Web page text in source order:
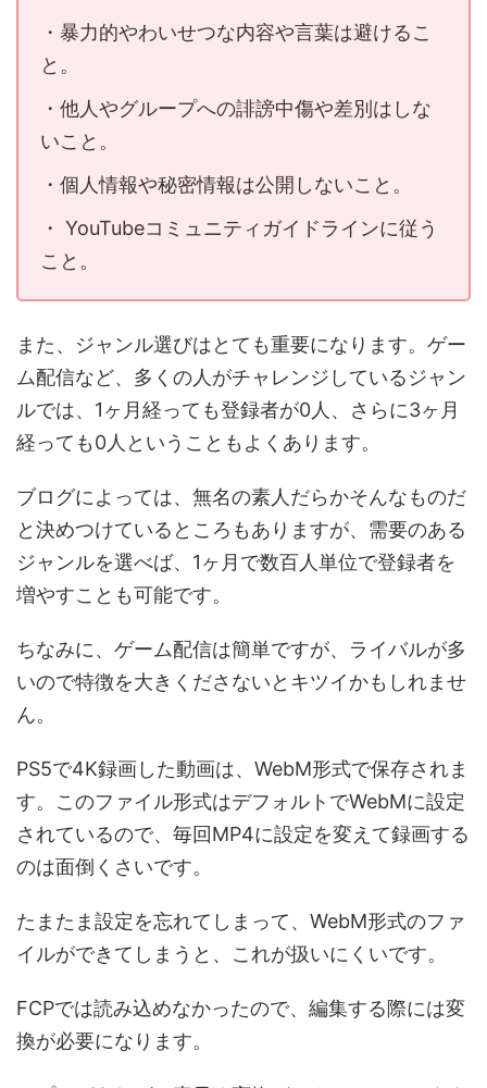
・暴力的やわいせつな内容や言葉は避けるこ
と。
・他人やグループへの誹謗中傷や差別はしな
いこと。
・個人情報や秘密情報は公開しないこと。
・ YouTubeコミュニティガイドラインに従う
こと。
また、ジャンル選びはとても重要になります。ゲー
ム配信など、多くの人がチャレンジしているジャン
ルでは、1ヶ月経っても登録者が0人、さらに3ヶ月
経っても0人ということもよくあります。
ブログによっては、無名の素人だらかそんなものだ
と決めつけているところもありますが、需要のある
ジャンルを選べば、1ヶ月で数百人単位で登録者を
増やすことも可能です。
ちなみに、ゲーム配信は簡単ですが、ライバルが多
いので特徴を大きくださないとキツイかもしれませ
ん。
PS5で4K録画した動画は、WebM形式で保存されま
す。このファイル形式はデフォルトでWebMに設定
されているので、毎回MP4に設定を変えて録画する
のは面倒くさいです。
たまたま設定を忘れてしまって、WebM形式のファ
イルができてしまうと、これが扱いにくいです。
FCPでは読み込めなかったので、編集する際には変
換が必要になります。